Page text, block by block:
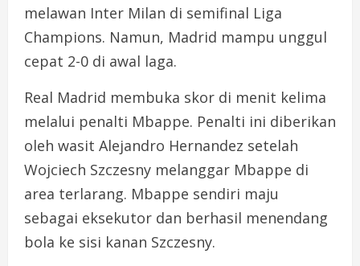
melawan Inter Milan di semifinal Liga
Champions. Namun, Madrid mampu unggul
cepat 2-0 di awal laga.
Real Madrid membuka skor di menit kelima
melalui penalti Mbappe. Penalti ini diberikan
oleh wasit Alejandro Hernandez setelah
Wojciech Szczesny melanggar Mbappe di
area terlarang. Mbappe sendiri maju
sebagai eksekutor dan berhasil menendang
bola ke sisi kanan Szczesny.